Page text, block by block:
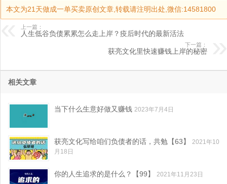
本文为21天做成一单买卖原创文章,转载请注明出处,微信:14581800
上一篇：
人生低谷负债累累怎么走上岸？疫后时代的最新活法
下一篇：
获亮文化里快速赚钱上岸的秘密
相关文章
当下什么生意好做又赚钱 2023年7月4日
获亮文化写给咱们负债者的话，共勉【63】
2021年10
月18日
你的人生追求的是什么？【99】 2021年11月23日